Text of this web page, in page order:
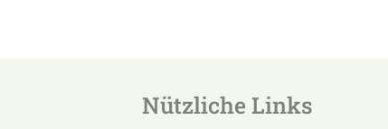
Nützliche Links